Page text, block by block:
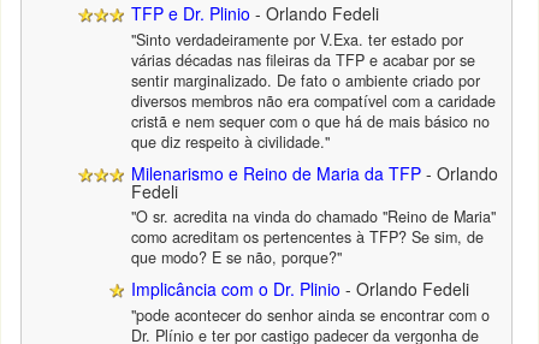
TFP e Dr. Plinio - Orlando Fedeli
"Sinto verdadeiramente por V.Exa. ter estado por
várias décadas nas fileiras da TFP e acabar por se
sentir marginalizado. De fato o ambiente criado por
diversos membros não era compatível com a caridade
cristã e nem sequer com o que há de mais básico no
que diz respeito à civilidade."
Milenarismo e Reino de Maria da TFP - Orlando
Fedeli
"O sr. acredita na vinda do chamado "Reino de Maria"
como acreditam os pertencentes à TFP? Se sim, de
que modo? E se não, porque?"
Implicância com o Dr. Plinio - Orlando Fedeli
"pode acontecer do senhor ainda se encontrar com o
Dr. Plínio e ter por castigo padecer da vergonha de